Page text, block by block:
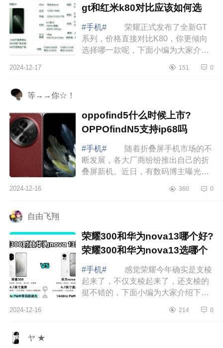
gt和红米k80对比应该如何选
#手机#
荣耀正式发布了全新GT
系列，价格直接对比K80，你更倾向
选择哪一款呢，下面小编为大家介绍
红米k80对比应该如何选 荣耀gt和
2024-12-17 151 0
等→→你☆！
oppofind5什么时候上市?
OPPOfindN5支持ip68吗
#手机#
随着折叠屏手机市场的不
断发展，各大厂商纷纷推出自己的折
叠屏新机。近日，有数码博主曝光了
是“明年上半年最强折叠。”下面小编为
2024-12-16 360 0
自由飞翔
荣耀300和华为nova13哪个好?
荣耀300和华为nova13选哪个
#手机#
感觉荣耀今年确实是支棱
起来了，不仅支棱起来了，还支棱的
挺不错的，下面小编为大家介绍下荣
和华为nova13选哪个 荣耀300和
2024-12-16 214 0
ヤ ★